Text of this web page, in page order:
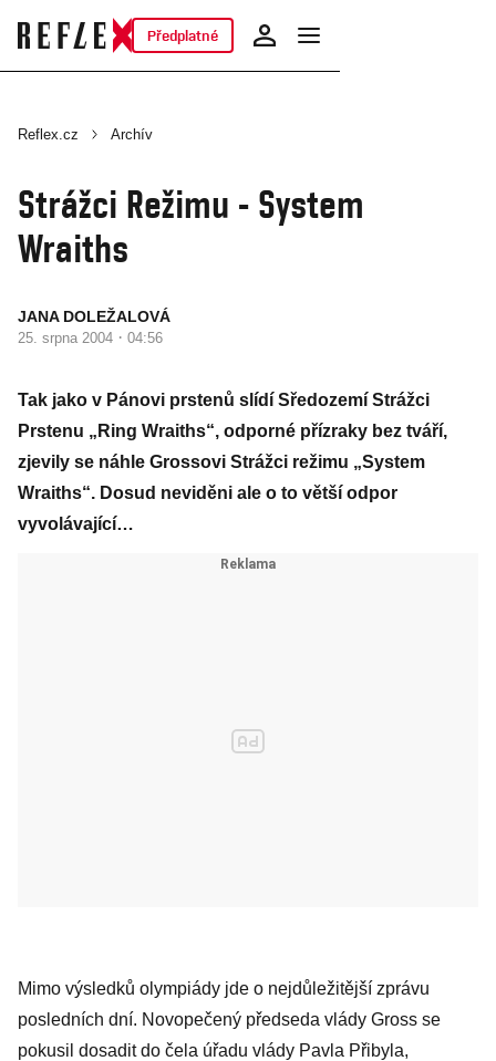
Předplatné
Reflex.cz Archív
Strážci Režimu - System
Wraiths
JANA DOLEŽALOVÁ
25. srpna 2004 · 04:56
Tak jako v Pánovi prstenů slídí Sředozemí Strážci
Prstenu „Ring Wraiths“, odporné přízraky bez tváří,
zjevily se náhle Grossovi Strážci režimu „System
Wraiths“. Dosud neviděni ale o to větší odpor
vyvolávající…
Mimo výsledků olympiády jde o nejdůležitější zprávu
posledních dní. Novopečený předseda vlády Gross se
pokusil dosadit do čela úřadu vlády Pavla Přibyla,